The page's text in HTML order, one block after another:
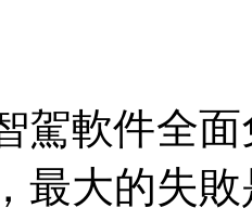
駕軟件全
，最大的失